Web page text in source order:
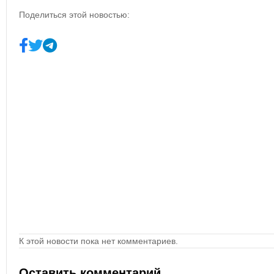
Поделиться этой новостью:
К этой новости пока нет комментариев.